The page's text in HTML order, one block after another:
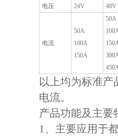
电压 24V 48V
电流
50A
100A
150A
50A
以上均为标准
电流。
产品功能及主要
1、 主要应用于